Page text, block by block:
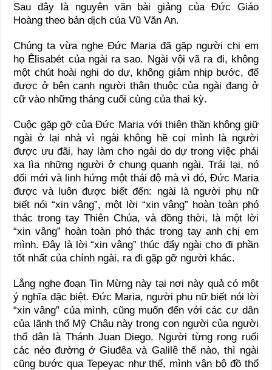
Sau đây là nguyên văn bài giảng của Đức Giáo
Hoàng theo bản dịch của Vũ Văn An.
Chúng ta vừa nghe Đức Maria đã gặp người chị em
họ Êlisabét của ngài ra sao. Ngài vội vã ra đi, không
một chút hoài nghi do dự, không giảm nhịp bước, để
được ở bên cạnh người thân thuộc của ngài đang ở
cữ vào những tháng cuối cùng của thai kỳ.
Cuộc gặp gỡ của Đức Maria với thiên thần không giữ
ngài ở lại nhà vì ngài không hề coi mình là người
được ưu đãi, hay làm cho ngài do dự trong việc phải
xa lìa những người ở chung quanh ngài. Trái lại, nó
đổi mới và linh hứng một thái độ mà vì đó, Đức Maria
được và luôn được biết đến: ngài là người phụ nữ
biết nói “xin vâng”, một lời “xin vâng” hoàn toàn phó
thác trong tay Thiên Chúa, và đồng thời, là một lời
“xin vâng” hoàn toàn phó thác trong tay anh chị em
mình. Đây là lời “xin vâng” thúc đẩy ngài cho đi phần
tốt nhất của chính ngài, ra đi gặp gỡ người khác.
Lắng nghe đoạn Tin Mừng này tại nơi này quả có một
ý nghĩa đặc biệt. Đức Maria, người phụ nữ biết nói lời
“xin vâng” của mình, cũng muốn đến với các cư dân
của lãnh thổ Mỹ Châu này trong con người của người
thổ dân là Thánh Juan Diego. Người từng rong ruổi
các nẻo đường ở Giuđêa và Galilê thế nào, thì ngài
cũng bước qua Tepeyac như thế, mình vận bộ đồ thổ